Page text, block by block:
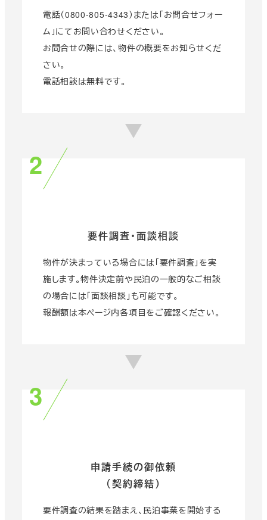
電話（0800-805-4343）または「お問合せフォー
ム」にてお問い合わせください。
お問合せの際には、物件の概要をお知らせくだ
さい。
電話相談は無料です。
要件調査・面談相談
物件が決まっている場合には「要件調査」を実
施します。物件決定前や民泊の一般的なご相談
の場合には「面談相談」も可能です。
報酬額は本ページ内各項目をご確認ください。
申請手続の御依頼
（契約締結）
要件調査の結果を踏まえ、民泊事業を開始する